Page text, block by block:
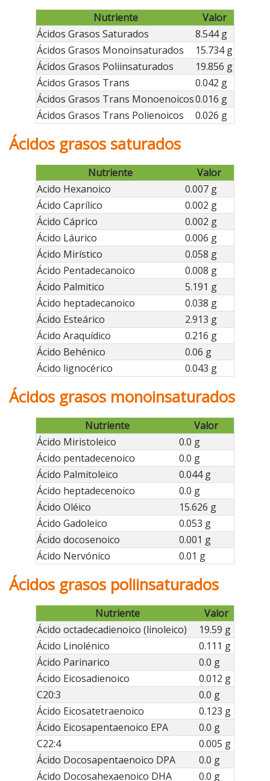
Nutriente
Valor
Ácidos Grasos Saturados
8.544 g
Ácidos Grasos Monoinsaturados
15.734 g
Ácidos Grasos Poliinsaturados
19.856 g
Ácidos Grasos Trans
0.042 g
Ácidos Grasos Trans Monoenoicos0.016 g
Ácidos Grasos Trans Polienoicos
0.026 g
Ácidos grasos saturados
Nutriente
Valor
Acido Hexanoico
0.007 g
Ácido Caprílico
0.002 g
Ácido Cáprico
0.002 g
Ácido Láurico
0.006 g
Ácido Mirístico
0.058 g
Ácido Pentadecanoico
0.008 g
Ácido Palmitico
5.191 g
Ácido heptadecanoico
0.038 g
Ácido Esteárico
2.913 g
Ácido Araquídico
0.216 g
Ácido Behénico
0.06 g
Ácido lignocérico
0.043 g
Ácidos grasos monoinsaturados
Nutriente
Valor
Ácido Miristoleico
0.0 g
Ácido pentadecenoico
0.0 g
Ácido Palmitoleico
0.044 g
Ácido heptadecenoico
0.0 g
Ácido Oléico
15.626 g
Ácido Gadoleico
0.053 g
Ácido docosenoico
0.001 g
Ácido Nervónico
0.01 g
Ácidos grasos poliinsaturados
Nutriente
Valor
Ácido octadecadienoico (linoleico)
19.59 g
Ácido Linolénico
0.111 g
Ácido Parinarico
0.0 g
Ácido Eicosadienoico
0.012 g
C20:3
0.0 g
Ácido Eicosatetraenoico
0.123 g
Ácido Eicosapentaenoico EPA
0.0 g
C22:4
0.005 g
Ácido Docosapentaenoico DPA
0.0 g
Ácido Docosahexaenoico DHA
0.0 g